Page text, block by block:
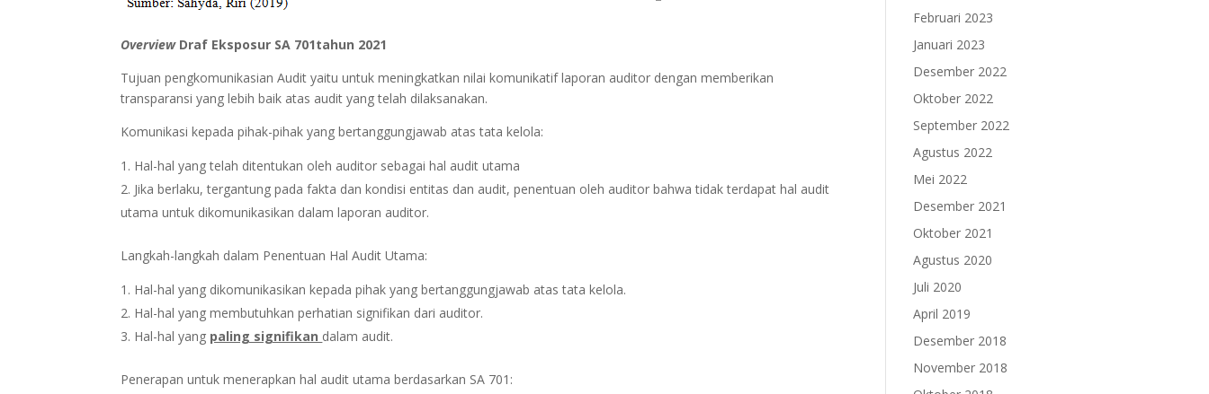
Overview Draf Eksposur SA 701tahun 2021
Tujuan pengkomunikasian Audit yaitu untuk meningkatkan nilai komunikatif laporan auditor dengan memberikan
transparansi yang lebih baik atas audit yang telah dilaksanakan.
Komunikasi kepada pihak-pihak yang bertanggungjawab atas tata kelola:
Hal-hal yang telah ditentukan oleh auditor sebagai hal audit utama
Jika berlaku, tergantung pada fakta dan kondisi entitas dan audit, penentuan oleh auditor bahwa tidak terdapat hal audit
utama untuk dikomunikasikan dalam laporan auditor.
Langkah-langkah dalam Penentuan Hal Audit Utama:
Hal-hal yang dikomunikasikan kepada pihak yang bertanggungjawab atas tata kelola.
Hal-hal yang membutuhkan perhatian signifikan dari auditor.
Hal-hal yang paling signifikan dalam audit.
Penerapan untuk menerapkan hal audit utama berdasarkan SA 701:
Februari 2023
Januari 2023
Desember 2022
Oktober 2022
September 2022
Agustus 2022
Mei 2022
Desember 2021
Oktober 2021
Agustus 2020
Juli 2020
April 2019
Desember 2018
November 2018